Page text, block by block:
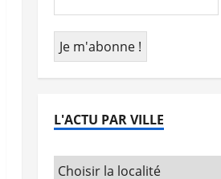
L'ACTU PAR VILLE